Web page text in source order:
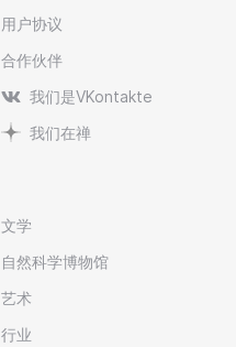
用户协议
合作伙伴
我们是VKontakte
我们在禅
文学
自然科学博物馆
艺术
行业